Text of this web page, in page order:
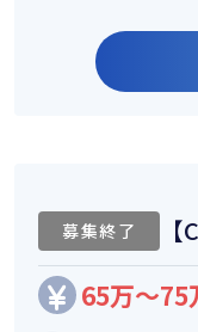
募集終了
65万～75